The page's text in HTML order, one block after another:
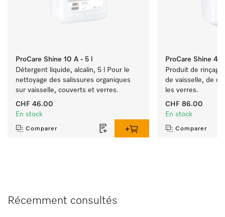
ProCare Shine 10 A - 5 l
Détergent liquide, alcalin, 5 l Pour le
nettoyage des salissures organiques
sur vaisselle, couverts et verres.
CHF 46.00
En stock
Comparer
ProCare Shine 40
Produit de
de vaisselle, de
les verres.
CHF 86.00
En stock
Comparer
Récemment consultés